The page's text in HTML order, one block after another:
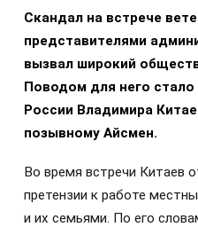
Скандал на встрече
представителями
вызвал широкий
Поводом для него стало
России Владимира
позывному Айсмен.
Во время встречи Китаев
претензии к работе
и их семьями. По его